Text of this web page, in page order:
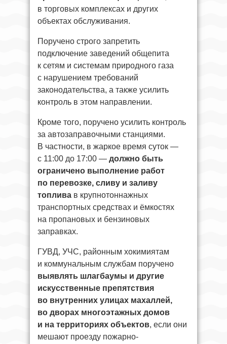
в торговых комплексах и других
объектах обслуживания.
Поручено строго запретить
подключение заведений общепита
к сетям и системам природного газа
с нарушением требований
законодательства, а также усилить
контроль в этом направлении.
Кроме того, поручено усилить контроль
за автозаправочными станциями.
В частности, в жаркое время суток —
с 11:00 до 17:00 — должно быть
ограничено выполнение работ
по перевозке, сливу и заливу
топлива в крупнотоннажных
транспортных средствах и ёмкостях
на пропановых и бензиновых
заправках.
ГУВД, УЧС, районным хокимиятам
и коммунальным службам поручено
выявлять шлагбаумы и другие
искусственные препятствия
во внутренних улицах махаллей,
во дворах многоэтажных домов
и на территориях объектов, если они
мешают проезду пожарно-